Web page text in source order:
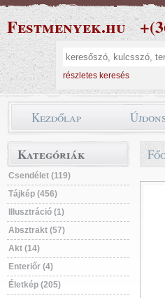
Festmenyek.hu
részletes keresés
Kezdőlap
Kategóriák
Csendélet (119)
Tájkép (456)
Illusztráció (1)
Absztrakt (57)
Akt (14)
Enteriőr (4)
Életkép (205)